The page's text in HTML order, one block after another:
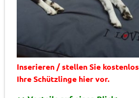
Inserieren / stellen Sie kostenlos
Ihre Schützlinge hier vor.